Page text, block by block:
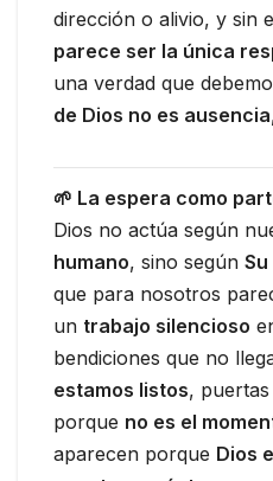
dirección o alivio, y sin
parece ser la única
una verdad que
de Dios no es
🌱 La espera como
Dios no actúa según
humano, sino según
que para nosotros
un trabajo silencioso
bendiciones que no
estamos listos,
porque no es el
aparecen porque Dios